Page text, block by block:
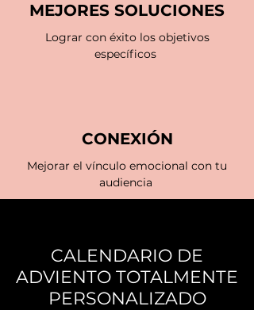
MEJORES SOLUCIONES
Lograr con éxito los objetivos
específicos
CONEXIÓN
Mejorar el vínculo emocional con tu
audiencia
CALENDARIO DE
ADVIENTO TOTALMENTE
PERSONALIZADO